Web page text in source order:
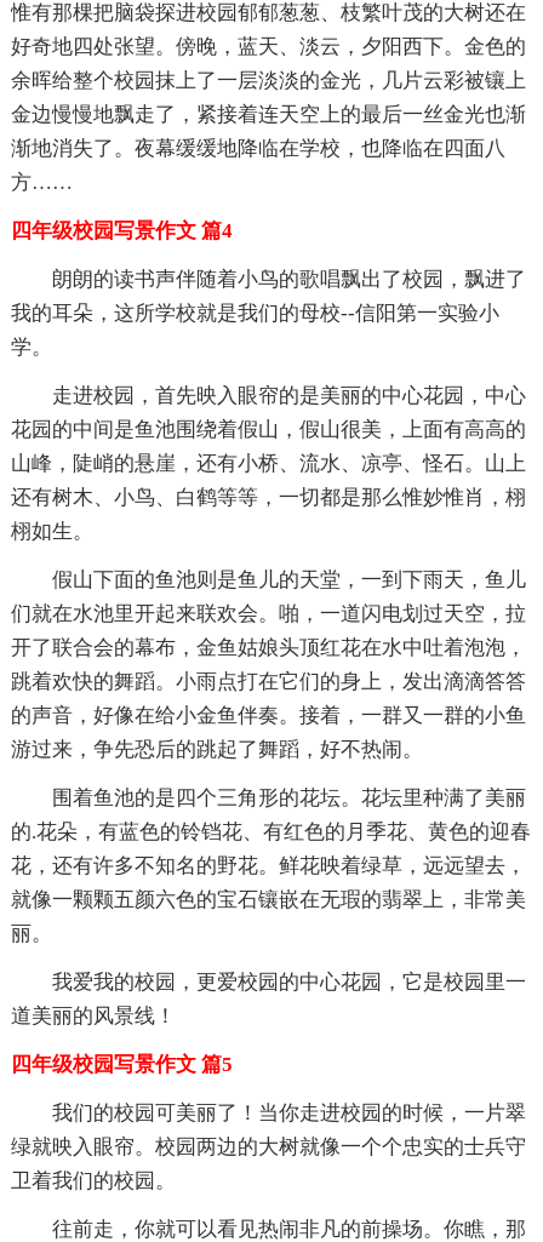
惟有那棵把脑袋探进校园郁郁葱葱、枝繁叶茂的大树还在
好奇地四处张望。傍晚，蓝天、淡云，夕阳西下。金色的
余晖给整个校园抹上了一层淡淡的金光，几片云彩被镶上
金边慢慢地飘走了，紧接着连天空上的最后一丝金光也渐
渐地消失了。夜幕缓缓地降临在学校，也降临在四面八
方……
四年级校园写景作文 篇4
朗朗的读书声伴随着小鸟的歌唱飘出了校园，飘进了
我的耳朵，这所学校就是我们的母校--信阳第一实验小
学。
走进校园，首先映入眼帘的是美丽的中心花园，中心
花园的中间是鱼池围绕着假山，假山很美，上面有高高的
山峰，陡峭的悬崖，还有小桥、流水、凉亭、怪石。山上
还有树木、小鸟、白鹤等等，一切都是那么惟妙惟肖，栩
栩如生。
假山下面的鱼池则是鱼儿的天堂，一到下雨天，鱼儿
们就在水池里开起来联欢会。啪，一道闪电划过天空，拉
开了联合会的幕布，金鱼姑娘头顶红花在水中吐着泡泡，
跳着欢快的舞蹈。小雨点打在它们的身上，发出滴滴答答
的声音，好像在给小金鱼伴奏。接着，一群又一群的小鱼
游过来，争先恐后的跳起了舞蹈，好不热闹。
围着鱼池的是四个三角形的花坛。花坛里种满了美丽
的.花朵，有蓝色的铃铛花、有红色的月季花、黄色的迎春
花，还有许多不知名的野花。鲜花映着绿草，远远望去，
就像一颗颗五颜六色的宝石镶嵌在无瑕的翡翠上，非常美
丽。
我爱我的校园，更爱校园的中心花园，它是校园里一
道美丽的风景线！
四年级校园写景作文 篇5
我们的校园可美丽了！当你走进校园的时候，一片翠
绿就映入眼帘。校园两边的大树就像一个个忠实的士兵守
卫着我们的校园。
往前走，你就可以看见热闹非凡的前操场。你瞧，那